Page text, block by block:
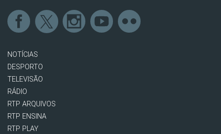
NOTÍCIAS
DESPORTO
TELEVISÃO
RÁDIO
RTP ARQUIVOS
RTP ENSINA
RTP PLAY